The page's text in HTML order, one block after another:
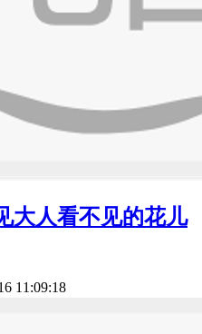
大人看不见的花儿
11:09:18